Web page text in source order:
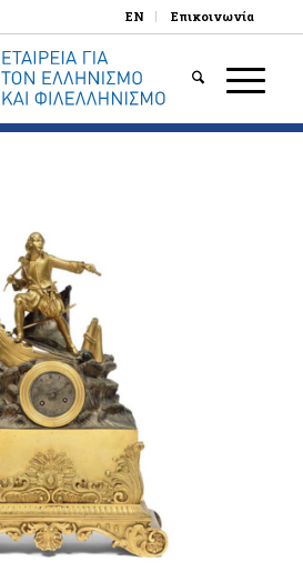
EN Επικοινωνία